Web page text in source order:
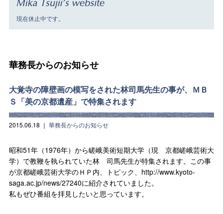
現在休止中です。
華務長からのお知らせ
大覚寺の障壁画の模写をされた林司馬先生の事が、ＭＢ
Ｓ「美の京都遺産」で特集されます
2015.06.18 ｜ 華務長からのお知らせ
昭和51年（1976年）から嵯峨美術短期大学（現 京都嵯峨芸術大
学）で教鞭を執られていた林 司馬先生が特集されます。この事
が京都嵯峨芸術大学のＨＰ内、トピック、http://www.kyoto-
saga.ac.jp/news/27240に紹介されていました。
私もぜひ番組を拝見したいと思っています。